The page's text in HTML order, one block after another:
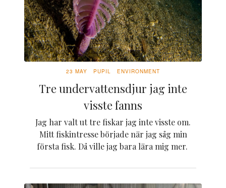
23 MAY PUPIL ENVIRONMENT
Tre undervattensdjur jag inte
visste fanns
Jag har valt ut tre fiskar jag inte visste om.
Mitt fiskintresse började när jag såg min
första fisk. Då ville jag bara lära mig mer.